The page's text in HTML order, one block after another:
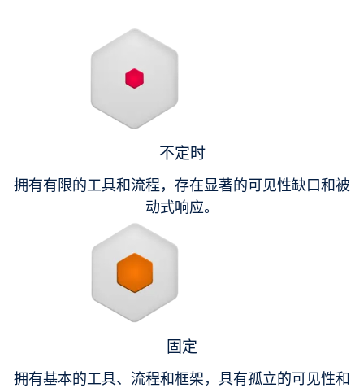
不定时
拥有有限的工具和流程，存在显著的可见性缺口和被
动式响应。
固定
拥有基本的工具、流程和框架，具有孤立的可见性和